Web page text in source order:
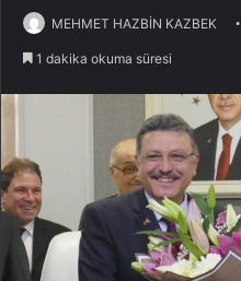
MEHMET HAZBİN KAZBEK
1 dakika okuma süresi